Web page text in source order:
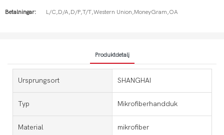
Betalningar: L/C,D/A,D/P,T/T,Western Union,MoneyGram,OA
Produktdetalj
Ursprungsort SHANGHAI
Typ Mikrofiberhandduk
Material mikrofiber